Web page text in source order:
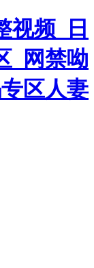
视频_日
_网禁呦
区人妻